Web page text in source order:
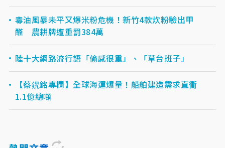
毒油風暴未平又爆米粉危機！新竹4款炊粉驗出甲
醛 農耕牌遭重罰384萬
陸十大網路流行語「偷感很重」、「草台班子」
【蔡鎤銘專欄】全球海運爆量！船舶建造需求直衝
1.1億總噸